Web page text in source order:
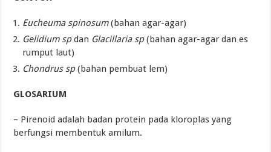
Eucheuma spinosum(bahan agar-agar)
Gelidium spdan Glacillaria sp(bahan agar-agar dan es
rumput laut)
Chondrus sp(bahan pembuat lem)
GLOSARIUM
– Pirenoid adalah badan protein pada kloroplas yang
berfungsi membentuk amilum.